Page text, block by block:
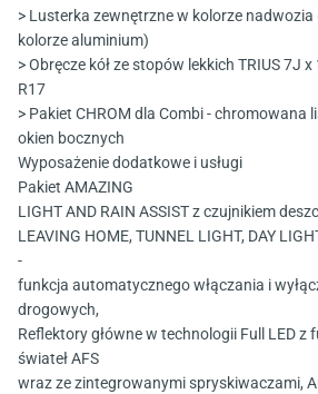
> Lusterka zewnętrzne w kolorze
kolorze aluminium)
> Obręcze kół ze stopów lekkich TRIUS 7J
R17
> Pakiet CHROM dla Combi - chromowana
okien bocznych
Wyposażenie dodatkowe i usługi
Pakiet AMAZING
LIGHT AND RAIN ASSIST z czujnikiem
LEAVING HOME, TUNNEL LIGHT, DAY
-
funkcja automatycznego włączania i
drogowych,
Reflektory główne w technologii Full LED z
świateł AFS
wraz ze zintegrowanymi spryskiwaczami,